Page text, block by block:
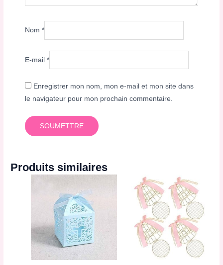
Nom*
E-mail*
Enregistrer mon nom, mon e-mail et mon site dans
le navigateur pour mon prochain commentaire.
Produits similaires